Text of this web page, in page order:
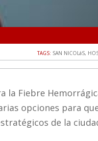
TAGS: SAN NICOLáS,
la Fiebre
opciones para
de la